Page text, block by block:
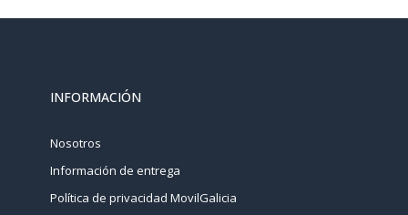
INFORMACIÓN
Nosotros
Información de entrega
Política de privacidad MovilGalicia